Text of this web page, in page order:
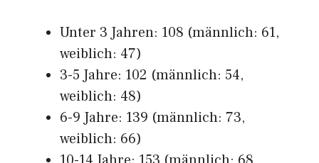
Unter 3 Jahren: 108 (männlich: 61,
weiblich: 47)
3-5 Jahre: 102 (männlich: 54,
weiblich: 48)
6-9 Jahre: 139 (männlich: 73,
weiblich: 66)